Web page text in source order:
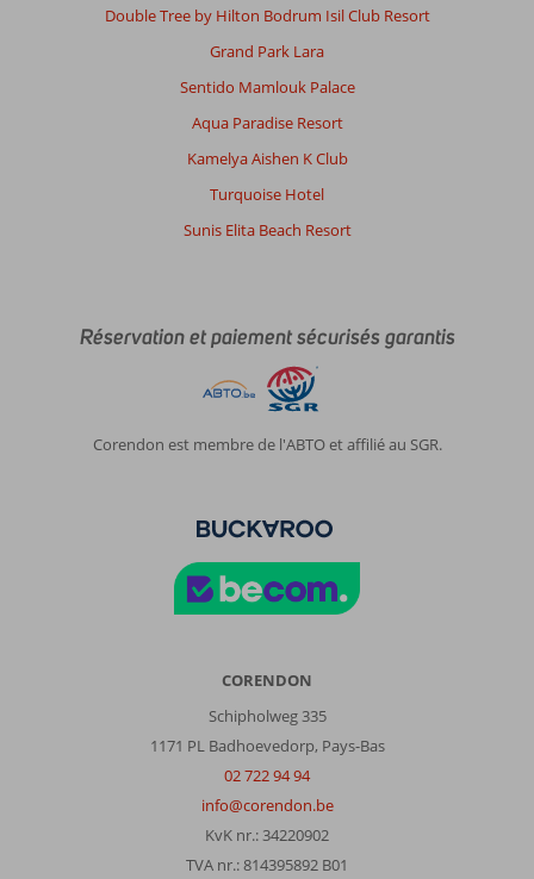
Double Tree by Hilton Bodrum Isil Club Resort
Grand Park Lara
Sentido Mamlouk Palace
Aqua Paradise Resort
Kamelya Aishen K Club
Turquoise Hotel
Sunis Elita Beach Resort
Réservation et paiement sécurisés garantis
Corendon est membre de l'ABTO et affilié au SGR.
CORENDON
Schipholweg 335
1171 PL Badhoevedorp, Pays-Bas
02 722 94 94
info@corendon.be
KvK nr.: 34220902
TVA nr.: 814395892 B01